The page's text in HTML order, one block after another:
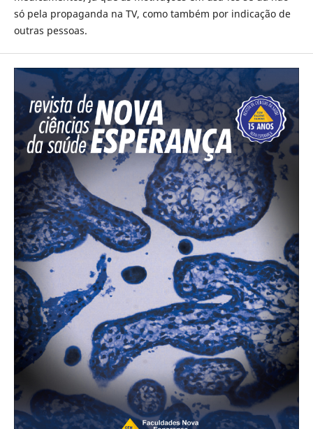
só pela propaganda na TV, como também por indicação de
outras pessoas.